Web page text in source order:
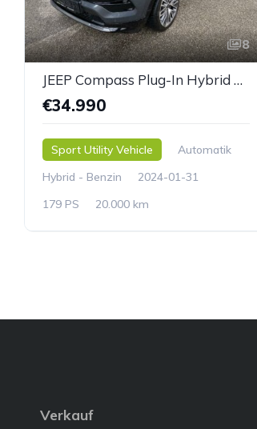
8
JEEP Compass Plug-In Hybrid My23 1.3 Phev At 4xe *AHK*
€34.990
Sport Utility Vehicle
Automatik
Hybrid - Benzin
2024-01-31
179 PS
20.000 km
Verkauf